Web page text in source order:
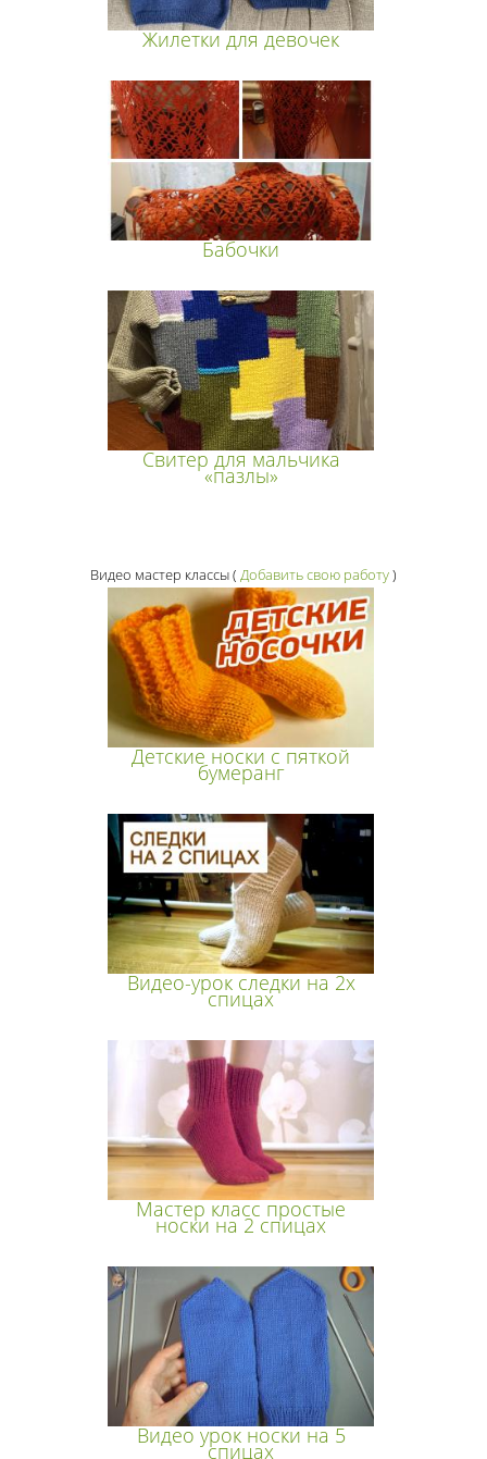
Жилетки для девочек
Бабочки
Свитер для мальчика
«пазлы»
Видео мастер классы( Добавить свою работу)
Детские носки с пяткой
бумеранг
Видео-урок следки на 2х
спицах
Мастер класс простые
носки на 2 спицах
Видео урок носки на 5
спицах